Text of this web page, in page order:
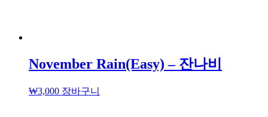
November Rain(Easy) – 잔나비
₩3,000 장바구니